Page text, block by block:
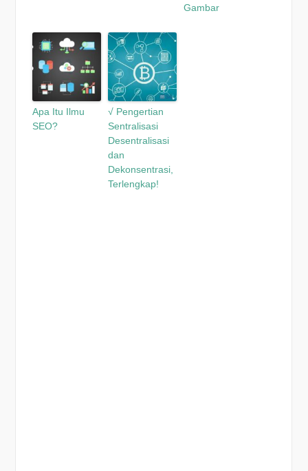
Gambar
Apa Itu Ilmu
SEO?
√ Pengertian
Sentralisasi
Desentralisasi
dan
Dekonsentrasi,
Terlengkap!